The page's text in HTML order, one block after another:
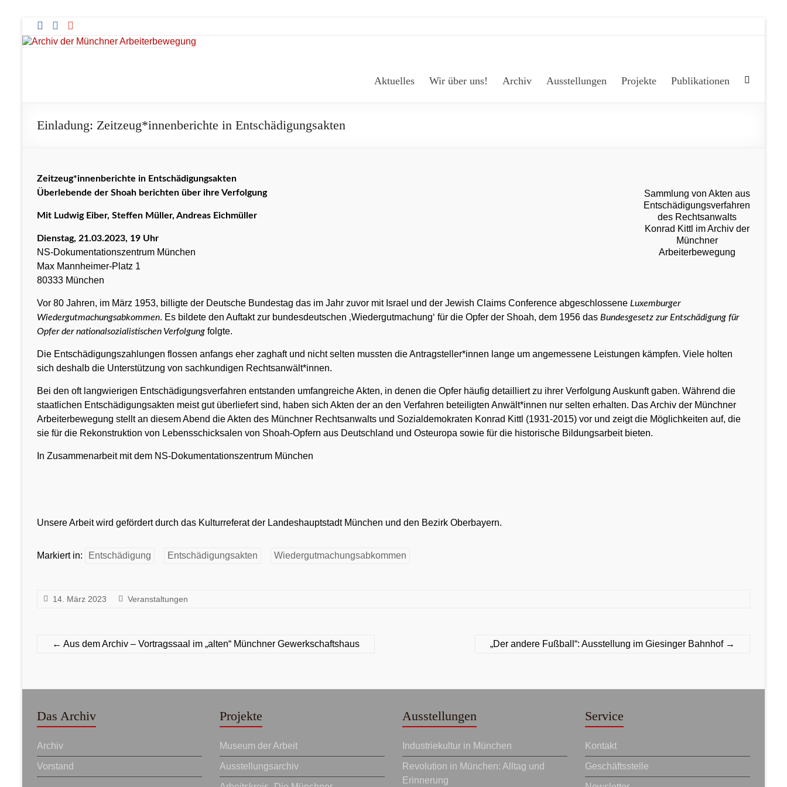
Zum
Inhalt
springen
Münchner
Arbeiterbewegung
Aktuelles Wir über uns! Archiv Ausstellungen Projekte Publikationen
Einladung: Zeitzeug*innenberichte in Entschädigungsakten
Sammlung von Akten aus
Entschädigungsverfahren
des Rechtsanwalts
Konrad Kittl im Archiv der
Münchner
Arbeiterbewegung
Zeitzeug*innenberichte in Entschädigungsakten
Überlebende der Shoah berichten über ihre Verfolgung
Mit Ludwig Eiber, Steffen Müller, Andreas Eichmüller
Dienstag, 21.03.2023, 19 Uhr
NS-Dokumentationszentrum München
Max Mannheimer-Platz 1
80333 München
Vor 80 Jahren, im März 1953, billigte der Deutsche Bundestag das im Jahr zuvor mit Israel und der Jewish Claims Conference abgeschlossene Luxemburger
Wiedergutmachungsabkommen. Es bildete den Auftakt zur bundesdeutschen ‚Wiedergutmachung‘ für die Opfer der Shoah, dem 1956 das Bundesgesetz zur Entschädigung für
Opfer der nationalsozialistischen Verfolgung folgte.
Die Entschädigungszahlungen flossen anfangs eher zaghaft und nicht selten mussten die Antragsteller*innen lange um angemessene Leistungen kämpfen. Viele holten
sich deshalb die Unterstützung von sachkundigen Rechtsanwält*innen.
Bei den oft langwierigen Entschädigungsverfahren entstanden umfangreiche Akten, in denen die Opfer häufig detailliert zu ihrer Verfolgung Auskunft gaben. Während die
staatlichen Entschädigungsakten meist gut überliefert sind, haben sich Akten der an den Verfahren beteiligten Anwält*innen nur selten erhalten. Das Archiv der Münchner
Arbeiterbewegung stellt an diesem Abend die Akten des Münchner Rechtsanwalts und Sozialdemokraten Konrad Kittl (1931-2015) vor und zeigt die Möglichkeiten auf, die
sie für die Rekonstruktion von Lebensschicksalen von Shoah-Opfern aus Deutschland und Osteuropa sowie für die historische Bildungsarbeit bieten.
In Zusammenarbeit mit dem NS-Dokumentationszentrum München
Unsere Arbeit wird gefördert durch das Kulturreferat der Landeshauptstadt München und den Bezirk Oberbayern.
Markiert in: Entschädigung Entschädigungsakten Wiedergutmachungsabkommen
14. März 2023 Veranstaltungen
← Aus dem Archiv – Vortragssaal im „alten“ Münchner Gewerkschaftshaus „Der andere Fußball“: Ausstellung im Giesinger Bahnhof →
Das Archiv
Archiv
Vorstand
Projekte
Museum der Arbeit
Ausstellungsarchiv
Ausstellungen
Industriekultur in München
Revolution in München: Alltag und
Erinnerung
Service
Kontakt
Geschäftsstelle